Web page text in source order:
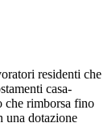
residenti che
casa-
che rimborsa fino
una dotazione